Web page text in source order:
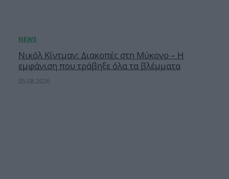
Νικόλ Κίντμαν: Διακοπές στη Μύκονο – Η
εμφάνιση που τράβηξε όλα τα βλέμματα
05.08.2026